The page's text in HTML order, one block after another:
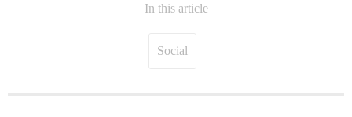
In this article
Social